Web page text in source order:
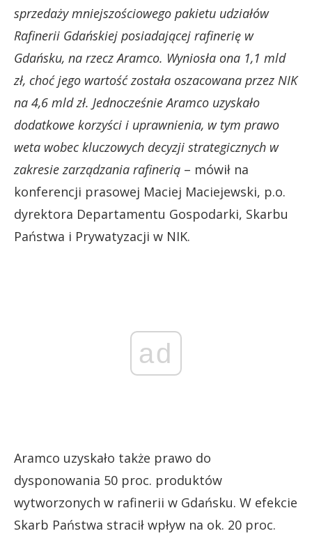
sprzedaży mniejszościowego pakietu udziałów
Rafinerii Gdańskiej posiadającej rafinerię w
Gdańsku, na rzecz Aramco. Wyniosła ona 1,1 mld
zł, choć jego wartość została oszacowana przez NIK
na 4,6 mld zł. Jednocześnie Aramco uzyskało
dodatkowe korzyści i uprawnienia, w tym prawo
weta wobec kluczowych decyzji strategicznych w
zakresie zarządzania rafinerią – mówił na
konferencji prasowej Maciej Maciejewski, p.o.
dyrektora Departamentu Gospodarki, Skarbu
Państwa i Prywatyzacji w NIK.
ad
Aramco uzyskało także prawo do
dysponowania 50 proc. produktów
wytworzonych w rafinerii w Gdańsku. W efekcie
Skarb Państwa stracił wpływ na ok. 20 proc.